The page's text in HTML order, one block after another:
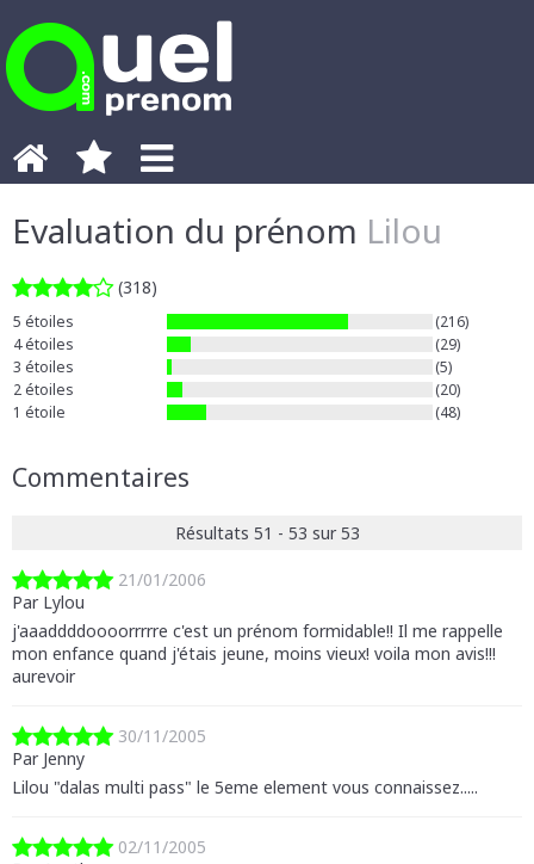
Evaluation du prénom Lilou
(318)
5 étoiles
(216)
4 étoiles
(29)
3 étoiles
(5)
2 étoiles
(20)
1 étoile
(48)
Commentaires
Résultats 51 - 53 sur 53
21/01/2006
Par Lylou
j'aaaddddoooorrrrre c'est un prénom formidable!! Il me rappelle
mon enfance quand j'étais jeune, moins vieux! voila mon avis!!!
aurevoir
30/11/2005
Par Jenny
Lilou "dalas multi pass" le 5eme element vous connaissez.....
02/11/2005